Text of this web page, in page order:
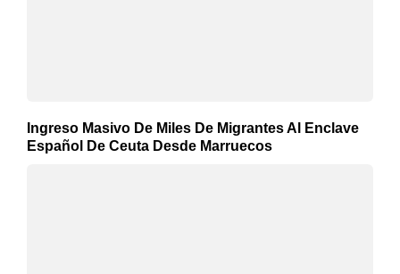
Ingreso Masivo De Miles De Migrantes Al Enclave
Español De Ceuta Desde Marruecos